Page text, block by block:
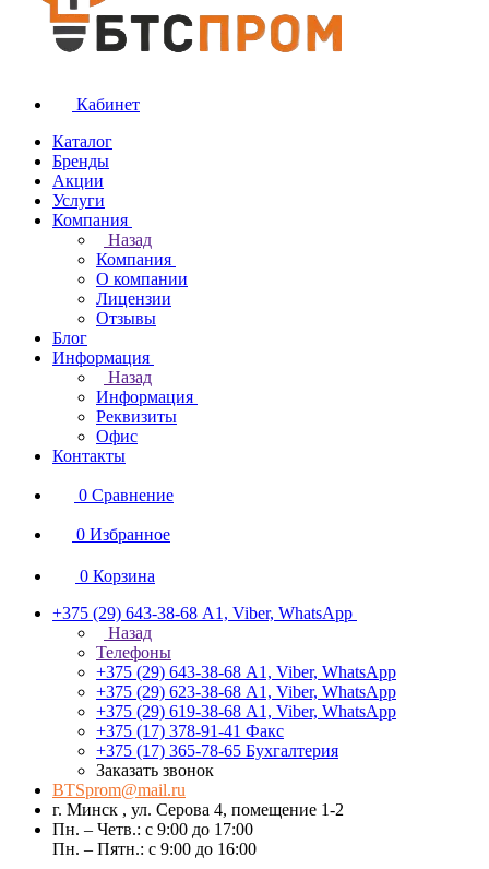
Кабинет
Каталог
Бренды
Акции
Услуги
Компания
Назад
Компания
О компании
Лицензии
Отзывы
Блог
Информация
Назад
Информация
Реквизиты
Офис
Контакты
0 Сравнение
0 Избранное
0 Корзина
+375 (29) 643-38-68 А1, Viber, WhatsApp
Назад
Телефоны
+375 (29) 643-38-68 А1, Viber, WhatsApp
+375 (29) 623-38-68 А1, Viber, WhatsApp
+375 (29) 619-38-68 А1, Viber, WhatsApp
+375 (17) 378-91-41 Факс
+375 (17) 365-78-65 Бухгалтерия
Заказать звонок
BTSprom@mail.ru
г. Минск , ул. Серова 4, помещение 1-2
Пн. – Четв.: с 9:00 до 17:00
Пн. – Пятн.: с 9:00 до 16:00